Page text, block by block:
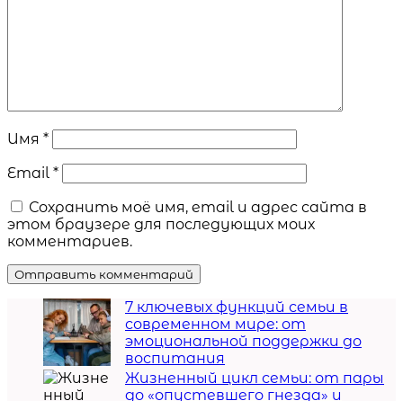
Имя *
Email *
Сохранить моё имя, email и адрес сайта в
этом браузере для последующих моих
комментариев.
7 ключевых функций семьи в
современном мире: от
эмоциональной поддержки до
воспитания
Жизненный цикл семьи: от пары
до «опустевшего гнезда» и